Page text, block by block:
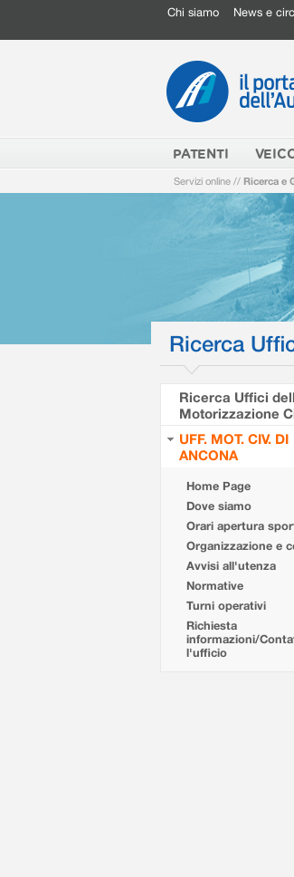
Chi siamo News e
PATENTI
Servizi online // Ricerca e
Ricerca
Ricerca Uffici
Motorizzazione
UFF. MOT. CIV. DI
ANCONA
Home Page
Dove siamo
Orari apertura
Organizzazione e
Avvisi all'utenza
Normative
Turni operativi
Richiesta
informazioni/
l'ufficio